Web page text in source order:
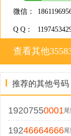
微信：
Q Q：
查看其他
推荐的其他号码
19207550001
19246664666